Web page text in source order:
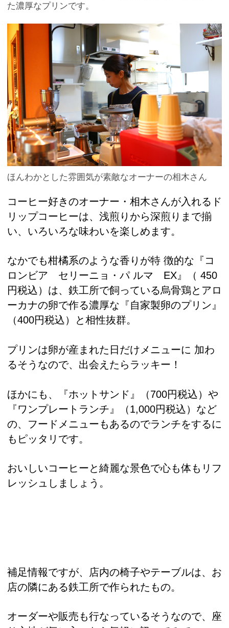
た濃厚なプリンです。
ほんわかとした雰囲気が素敵なオーナーの相木さん
コーヒー好きのオーナー・相木さんが入れるド
リップコーヒーは、浅煎りから深煎りまで揃
い、いろいろな味わいを楽しめます。
なかでも柑橘系のような香りが特 徴的な『コ
ロンビア セリーニョ・パ ルマ EX』（ 450
円税込）は、鉄工所で飼っている烏骨鶏とアロ
ーカナの卵で作る濃厚な『自家製卵のプリン』
（400円税込）と相性抜群。
プリンは卵が産まれた日だけメニューに 加わ
るそうなので、出会えたらラッキー！
ほかにも、『ホットサンド』（700円税込）や
『ワンプレートランチ』（1,000円税込）など
の、フードメニューもあるのでランチをするに
もピッタリです。
おいしいコーヒーと綺麗な景色で心も体もリフ
レッシュしましょう。
補足情報ですが、店内の椅子やテーブルは、お
店の隣にある鉄工所で作られたもの。
オーダーや販売も行なっているそうなので、座